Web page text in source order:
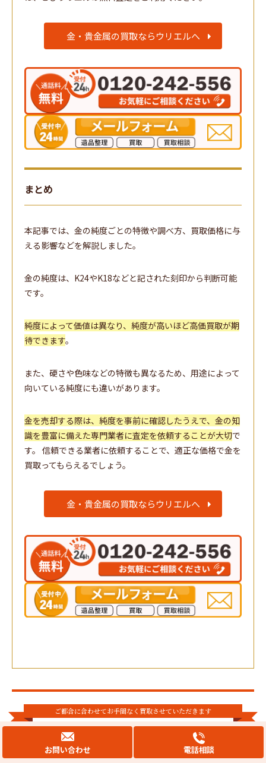
金・貴金属の買取ならウリエルへ
まとめ
本記事では、金の純度ごとの特徴や調べ方、買取価格に与
える影響などを解説しました。
金の純度は、K24やK18などと記された刻印から判断可能
です。
純度によって価値は異なり、純度が高いほど高価買取が期
待できます。
また、硬さや色味などの特徴も異なるため、用途によって
向いている純度にも違いがあります。
金を売却する際は、純度を事前に確認したうえで、金の知
識を豊富に備えた専門業者に査定を依頼することが大切で
す。 信頼できる業者に依頼することで、適正な価格で金を
買取ってもらえるでしょう。
金・貴金属の買取ならウリエルへ
ご都合に合わせてお手間なく買取させていただきます
買取専門店ウリエルの
2つの買取方法
お問い合わせ 電話相談